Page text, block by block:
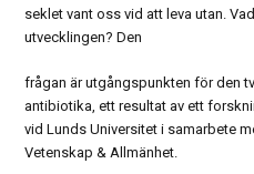
seklet vant oss vid att leva utan.
utvecklingen? Den
frågan är utgångspunkten för den
antibiotika, ett resultat av ett
vid Lunds Universitet i samarbete
Vetenskap & Allmänhet.